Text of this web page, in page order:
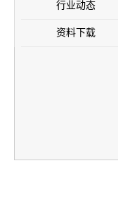
行业动态
资料下载